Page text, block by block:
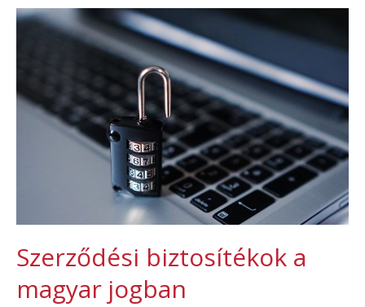
Szerződési biztosítékok a
magyar jogban